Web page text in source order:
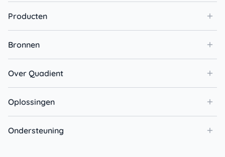
Producten
Bronnen
Over Quadient
Oplossingen
Ondersteuning